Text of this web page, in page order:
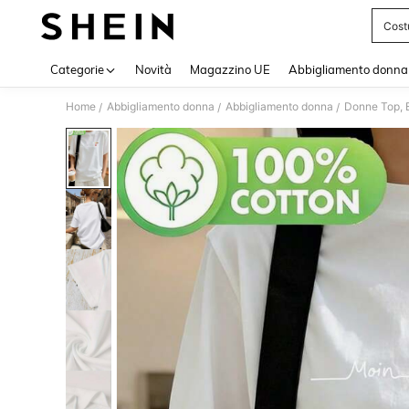
Categorie Novità Magazzino UE Abbigliamento donna
Home / Abbigliamento donna / Abbigliamento donna / Donne Top,